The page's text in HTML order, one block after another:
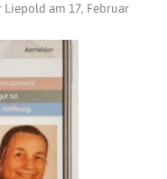
Liepold am 17, Februar